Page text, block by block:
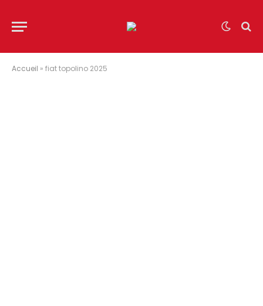
Accueil » fiat topolino 2025